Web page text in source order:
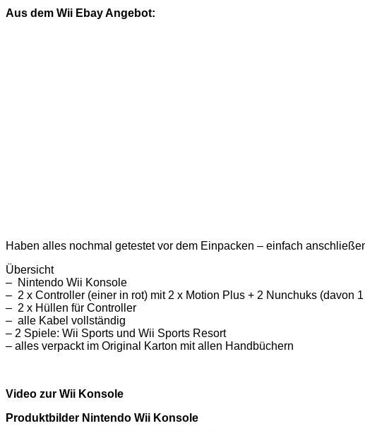
Aus dem Wii Ebay Angebot:
Haben alles nochmal getestet vor dem Einpacken – einfach
Übersicht
– Nintendo Wii Konsole
– 2 x Controller (einer in rot) mit 2 x Motion Plus + 2 Nunchuks (davon
– 2 x Hüllen für Controller
– alle Kabel vollständig
– 2 Spiele: Wii Sports und Wii Sports Resort
– alles verpackt im Original Karton mit allen Handbüchern
Video zur Wii Konsole
Produktbilder Nintendo Wii Konsole